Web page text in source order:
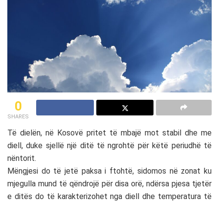
0
SHARES
Të dielën, në Kosovë pritet të mbajë mot stabil dhe me
diell, duke sjellë një ditë të ngrohtë për këtë periudhë të
nëntorit.
Mëngjesi do të jetë paksa i ftohtë, sidomos në zonat ku
mjegulla mund të qëndrojë për disa orë, ndërsa pjesa tjetër
e ditës do të karakterizohet nga diell dhe temperatura të